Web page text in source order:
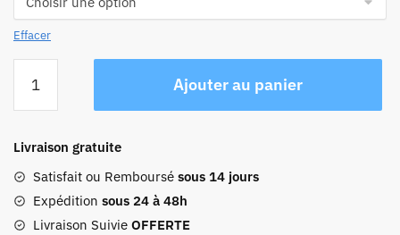
Effacer
Sac
Cuir
Femme
Alexandra
Ajouter au panier
Livraison gratuite
Satisfait ou Remboursé sous 14 jours
Expédition sous 24 à 48h
Livraison Suivie OFFERTE